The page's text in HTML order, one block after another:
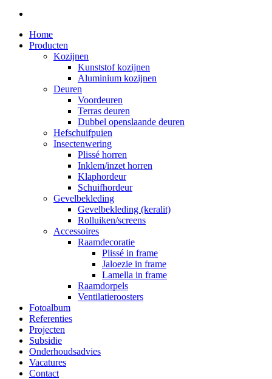
Home
Producten
Kozijnen
Kunststof kozijnen
Aluminium kozijnen
Deuren
Voordeuren
Terras deuren
Dubbel openslaande deuren
Hefschuifpuien
Insectenwering
Plissé horren
Inklem/inzet horren
Klaphordeur
Schuifhordeur
Gevelbekleding
Gevelbekleding (keralit)
Rolluiken/screens
Accessoires
Raamdecoratie
Plissé in frame
Jaloezie in frame
Lamella in frame
Raamdorpels
Ventilatieroosters
Fotoalbum
Referenties
Projecten
Subsidie
Onderhoudsadvies
Vacatures
Contact